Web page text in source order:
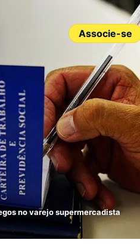
Associe-se
no varejo supermercadista